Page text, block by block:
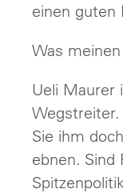
einen guten
Was
Ueli Maurer
Sie ihm
ebnen. Sind